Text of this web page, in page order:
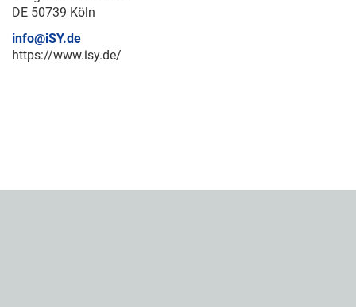
DE 50739 Köln
info@iSY.de
https://www.isy.de/